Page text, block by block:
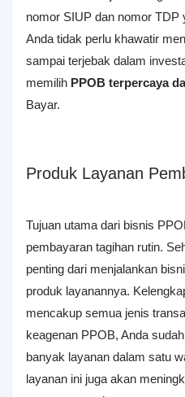
nomor SIUP dan nomor TDP
Anda tidak perlu khawatir
sampai terjebak dalam
memilih PPOB terpercaya
Bayar.
Produk Layanan
Tujuan utama dari bisnis
pembayaran tagihan rutin.
penting dari menjalankan
produk layanannya.
mencakup semua jenis
keagenan PPOB, Anda
banyak layanan dalam satu
layanan ini juga akan